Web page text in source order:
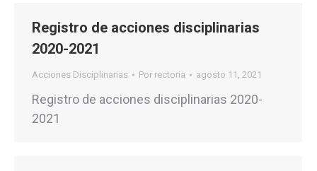
Registro de acciones disciplinarias
2020-2021
Acciones Disciplinarias Por rectoria agosto 11, 2021
Registro de acciones disciplinarias 2020-
2021